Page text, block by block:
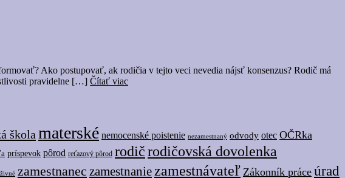
Ako postupovať, ak rodičia v tejto veci nevedia nájsť konsenzus? Rodič má
pravidelne […] Čítať viac
školamaterské nemocenské poistenie nezamestnaný odvody otec OČRka
príspevok pôrod reťazový pôrod rodičrodičovská dovolenka
zamestnanec zamestnaniezamestnávateľ Zákonník práce úrad